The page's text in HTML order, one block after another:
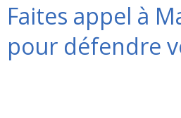
Faites appel à
pour défendre